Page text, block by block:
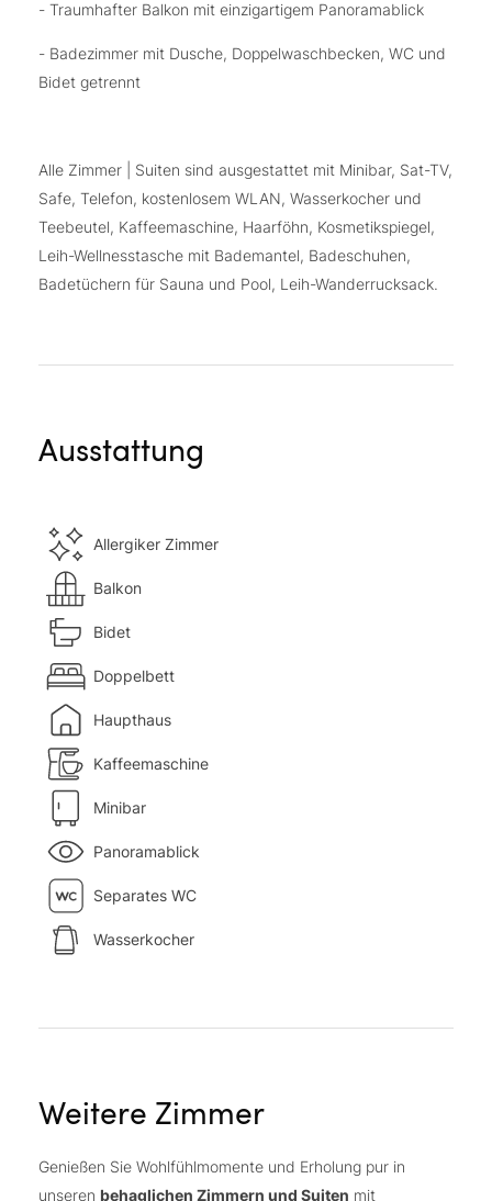
- Traumhafter Balkon mit einzigartigem Panoramablick
- Badezimmer mit Dusche, Doppelwaschbecken, WC und
Bidet getrennt
Alle Zimmer | Suiten sind ausgestattet mit Minibar, Sat-TV,
Safe, Telefon, kostenlosem WLAN, Wasserkocher und
Teebeutel, Kaffeemaschine, Haarföhn, Kosmetikspiegel,
Leih-Wellnesstasche mit Bademantel, Badeschuhen,
Badetüchern für Sauna und Pool, Leih-Wanderrucksack.
Ausstattung
Allergiker Zimmer
Balkon
Bidet
Doppelbett
Haupthaus
Kaffeemaschine
Minibar
Panoramablick
Separates WC
Wasserkocher
Weitere Zimmer
Genießen Sie Wohlfühlmomente und Erholung pur in
unseren behaglichen Zimmern und Suiten mit